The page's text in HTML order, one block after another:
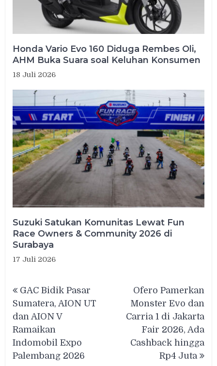
Honda Vario Evo 160 Diduga Rembes Oli,
AHM Buka Suara soal Keluhan Konsumen
18 Juli 2026
Suzuki Satukan Komunitas Lewat Fun
Race Owners & Community 2026 di
Surabaya
17 Juli 2026
pos
GAC Bidik Pasar
Sumatera, AION UT
dan AION V
Ramaikan
Indomobil Expo
Palembang 2026
Ofero Pamerkan
Monster Evo dan
Carria 1 di Jakarta
Fair 2026, Ada
Cashback hingga
Rp4 Juta